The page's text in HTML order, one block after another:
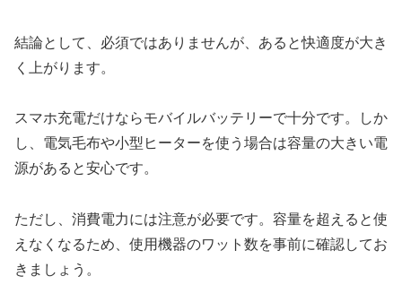
結論として、必須ではありませんが、あると快適度が大き
く上がります。
スマホ充電だけならモバイルバッテリーで十分です。しか
し、電気毛布や小型ヒーターを使う場合は容量の大きい電
源があると安心です。
ただし、消費電力には注意が必要です。容量を超えると使
えなくなるため、使用機器のワット数を事前に確認してお
きましょう。